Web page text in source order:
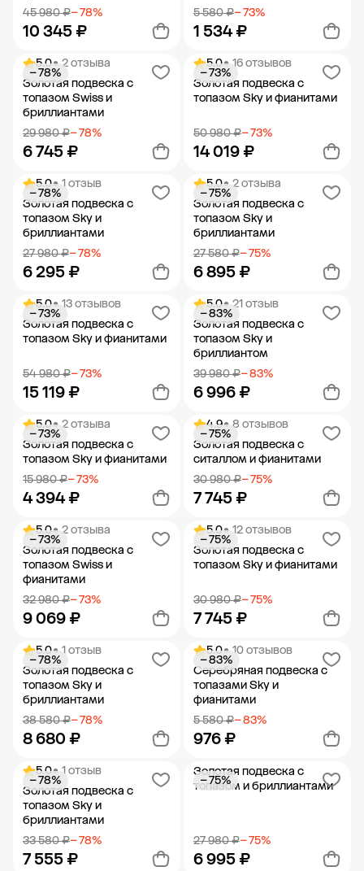
45 980 ₽− 78%
10 345 ₽
Добавить в корзину
5 580 ₽− 73%
1 534 ₽
Добавить в корзину
5.0• 2 отзыва
Золотая подвеска с
топазом Swiss и
бриллиантами
29 980 ₽− 78%
6 745 ₽
− 78%
Добавить в корзину
5.0• 16 отзывов
Золотая подвеска с
топазом Sky и фианитами
50 980 ₽− 73%
14 019 ₽
− 73%
Добавить в корзину
5.0• 1 отзыв
Золотая подвеска с
топазом Sky и
бриллиантами
27 980 ₽− 78%
6 295 ₽
− 78%
Добавить в корзину
5.0• 2 отзыва
Золотая подвеска с
топазом Sky и
бриллиантами
27 580 ₽− 75%
6 895 ₽
− 75%
Добавить в корзину
5.0• 13 отзывов
Золотая подвеска с
топазом Sky и фианитами
54 980 ₽− 73%
15 119 ₽
− 73%
Добавить в корзину
5.0• 21 отзыв
Золотая подвеска с
топазом Sky и
бриллиантом
39 980 ₽− 83%
6 996 ₽
− 83%
Добавить в корзину
5.0• 2 отзыва
Золотая подвеска с
топазом Sky и фианитами
15 980 ₽− 73%
4 394 ₽
− 73%
Добавить в корзину
4.9• 8 отзывов
Золотая подвеска с
ситаллом и фианитами
30 980 ₽− 75%
7 745 ₽
− 75%
Добавить в корзину
5.0• 2 отзыва
Золотая подвеска с
топазом Swiss и
фианитами
32 980 ₽− 73%
9 069 ₽
− 73%
Добавить в корзину
5.0• 12 отзывов
Золотая подвеска с
топазом Sky и фианитами
30 980 ₽− 75%
7 745 ₽
− 75%
Добавить в корзину
5.0• 1 отзыв
Золотая подвеска с
топазом Sky и
бриллиантами
38 580 ₽− 78%
8 680 ₽
− 78%
Добавить в корзину
5.0• 10 отзывов
Серебряная подвеска с
топазами Sky и
фианитами
5 580 ₽− 83%
976 ₽
− 83%
Добавить в корзину
5.0• 1 отзыв
Золотая подвеска с
топазом Sky и
бриллиантами
33 580 ₽− 78%
7 555 ₽
− 78%
Золотая подвеска с
топазом и бриллиантами
27 980 ₽− 75%
6 995 ₽
− 75%